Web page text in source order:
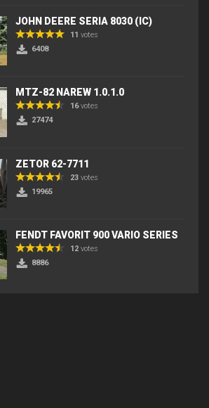
JOHN DEERE SERIA 8030 (IC)
11 votes
6408
MTZ-82 NAREW 1.0.1.0
16votes
27474
ZETOR 62-7711
23 votes
19965
FENDT FAVORIT 900 VARIO SERIES
12 votes
8886